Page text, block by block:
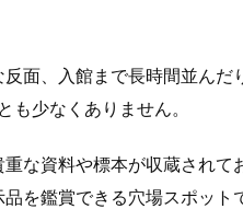
面、入館まで長時間並んだ
少なくありません。
な資料や標本が収蔵されて
を鑑賞できる穴場スポット